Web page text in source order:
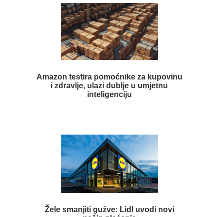
Amazon testira pomoćnike za kupovinu
i zdravlje, ulazi dublje u umjetnu
inteligenciju
Žele smanjiti gužve: Lidl uvodi novi